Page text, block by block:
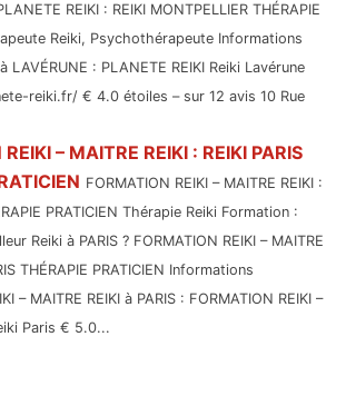
REIKI : REIKI MONTPELLIER THÉRAPIE
Reiki, Psychothérapeute Informations
LAVÉRUNE : PLANETE REIKI Reiki Lavérune
reiki.fr/ € 4.0 étoiles – sur 12 avis 10 Rue
– MAITRE REIKI : REIKI PARIS
FORMATION REIKI – MAITRE REIKI :
PRATICIEN Thérapie Reiki Formation :
Reiki à PARIS ? FORMATION REIKI – MAITRE
THÉRAPIE PRATICIEN Informations
– MAITRE REIKI à PARIS : FORMATION REIKI –
Paris € 5.0...